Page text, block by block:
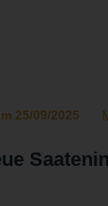
25/09/2025